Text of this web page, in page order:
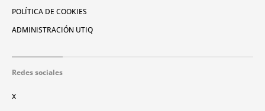
POLÍTICA DE COOKIES
ADMINISTRACIÓN UTIQ
Redes sociales
X